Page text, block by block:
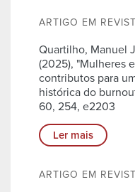
ARTIGO EM
Quartilho, Manuel
(2025), "Mulheres
contributos para
histórica do
60, 254, e2203
Ler mais
ARTIGO EM